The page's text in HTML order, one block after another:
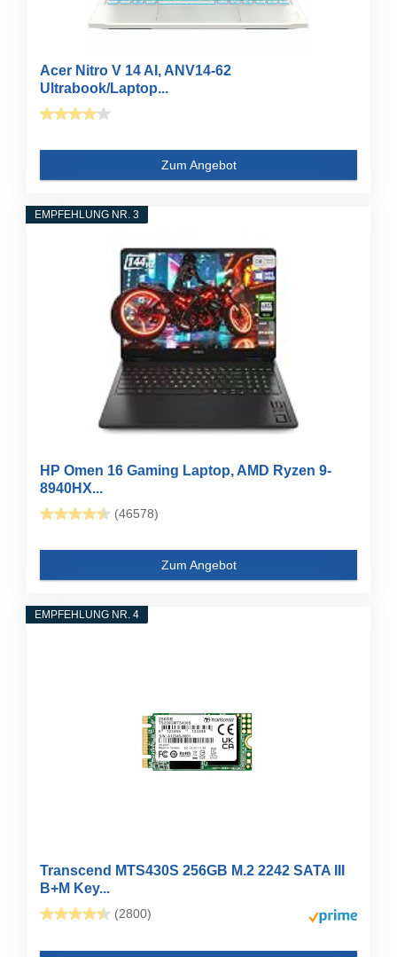
Acer Nitro V 14 AI, ANV14-62
Ultrabook/Laptop...
Zum Angebot
EMPFEHLUNG NR. 3
HP Omen 16 Gaming Laptop, AMD Ryzen 9-
8940HX...
(46578)
Zum Angebot
EMPFEHLUNG NR. 4
Transcend MTS430S 256GB M.2 2242 SATA III
B+M Key...
(2800)